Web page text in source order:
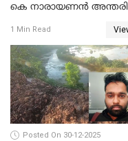
കെ നാരായണന്‍
1 Min Read
Posted On 30-12-2025